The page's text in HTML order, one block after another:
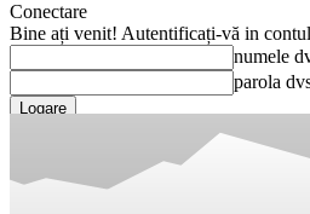
Conectare
Bine ați venit! Autentificați-vă in
numele
parola
Ați uitat parola? obține ajutor
Recuperați-vă parola